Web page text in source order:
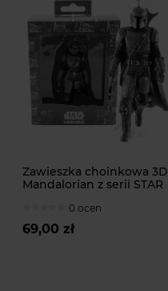
Zawieszka choinkowa 3D
Mandalorian z serii STAR
0 ocen
69,00 zł